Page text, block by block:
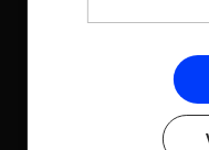
Městského soudu v
registrace u MV ČR,
VS/1-1/48 640/01-R,